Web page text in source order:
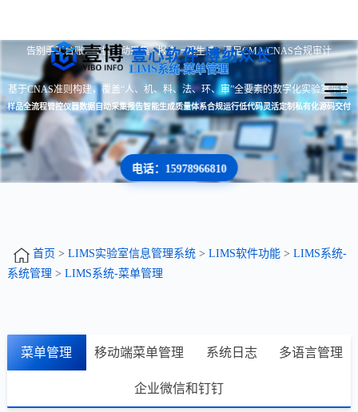
壹心软件 博纳众长
告别手工台账 · 数据自动采集 · 报告一键生成 · 满足CMA/CNAS合规审计
LIMS系统-菜单管理
基于CNAS准则构建，覆盖“人、机、料、法、环、审”全要素的数字化实验室平台
样品全流程管控仪器数据自动采集报告智能生成质量体系合规运行低代码灵活定制私有化源码交付
电话：15978966810
首页 > LIMS实验室信息管理系统> LIMS软件功能> LIMS系统-
系统管理 > LIMS系统-菜单管理
菜单管理 移动端菜单管理 系统日志 多语言管理
企业微信和钉钉